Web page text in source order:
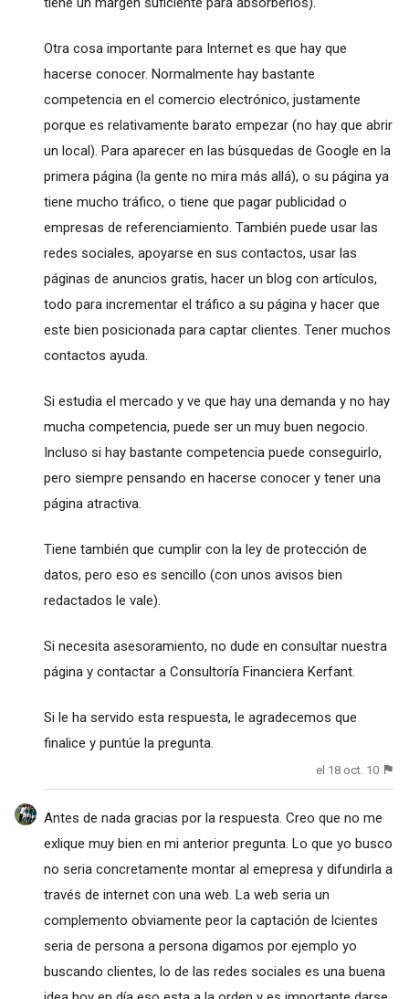
Otra cosa importante para Internet es que hay que
hacerse conocer. Normalmente hay bastante
competencia en el comercio electrónico, justamente
porque es relativamente barato empezar (no hay que abrir
un local). Para aparecer en las búsquedas de Google en la
primera página (la gente no mira más allá), o su página ya
tiene mucho tráfico, o tiene que pagar publicidad o
empresas de referenciamiento. También puede usar las
redes sociales, apoyarse en sus contactos, usar las
páginas de anuncios gratis, hacer un blog con artículos,
todo para incrementar el tráfico a su página y hacer que
este bien posicionada para captar clientes. Tener muchos
contactos ayuda.
Si estudia el mercado y ve que hay una demanda y no hay
mucha competencia, puede ser un muy buen negocio.
Incluso si hay bastante competencia puede conseguirlo,
pero siempre pensando en hacerse conocer y tener una
página atractiva.
Tiene también que cumplir con la ley de protección de
datos, pero eso es sencillo (con unos avisos bien
redactados le vale).
Si necesita asesoramiento, no dude en consultar nuestra
página y contactar a Consultoría Financiera Kerfant.
Si le ha servido esta respuesta, le agradecemos que
finalice y puntúe la pregunta.
el 18 oct. 10
Antes de nada gracias por la respuesta. Creo que no me
exlique muy bien en mi anterior pregunta. Lo que yo busco
no seria concretamente montar al emepresa y difundirla a
través de internet con una web. La web seria un
complemento obviamente peor la captación de lcientes
seria de persona a persona digamos por ejemplo yo
buscando clientes, lo de las redes sociales es una buena